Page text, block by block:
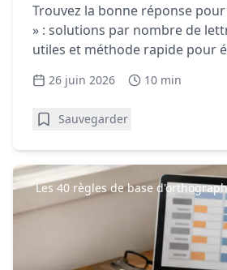
Trouvez la bonne réponse
» : solutions par nombre de
utiles et méthode rapide pour
26 juin 2026 10 min
Sauvegarder
Les 40 règles de base